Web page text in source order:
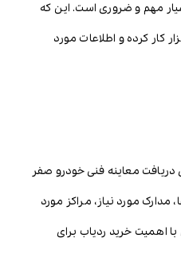
مهم و ضروری است. این که
کار کرده و اطلاعات مورد
دریافت معاینه فنی خودرو صفر
مدارک مورد نیاز، مراکز مورد
اهمیت خرید ردیاب برای